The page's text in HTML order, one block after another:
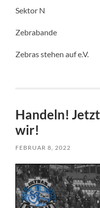
Sektor N
Zebrabande
Zebras stehen auf e.V.
Handeln!
wir!
FEBRUAR 8, 2022